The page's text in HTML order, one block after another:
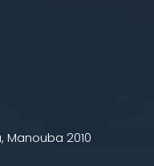
Manouba 2010